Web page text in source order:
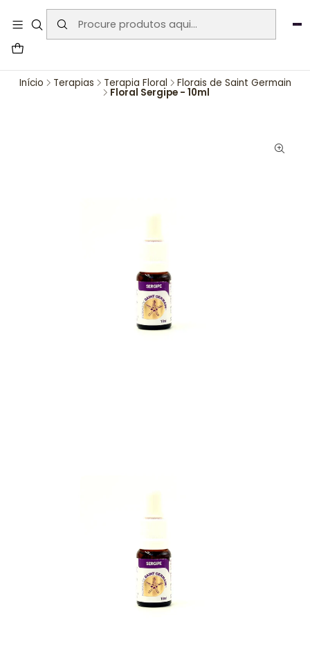
User-agent: * Allow: / Sitemap:
https://www.auraemporium.pt/sitemap.xml
Início Terapias Terapia Floral Florais de Saint Germain
Floral Sergipe - 10ml